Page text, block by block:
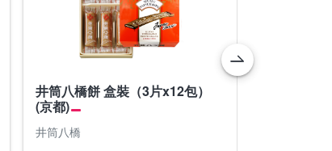
井筒八橋餅 盒裝（3片x12包）
(京都)
井筒八橋